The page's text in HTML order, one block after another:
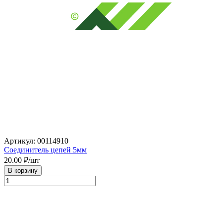
Артикул: 00114910
Соединитель цепей 5мм
20.00 ₽/шт
В корзину